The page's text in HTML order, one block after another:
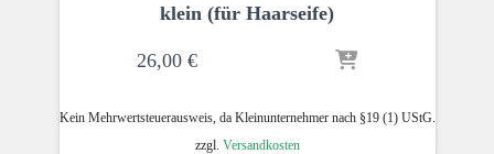
klein (für Haarseife)
26,00 €
Kein Mehrwertsteuerausweis, da Kleinunternehmer nach §19 (1) UStG.
zzgl. Versandkosten